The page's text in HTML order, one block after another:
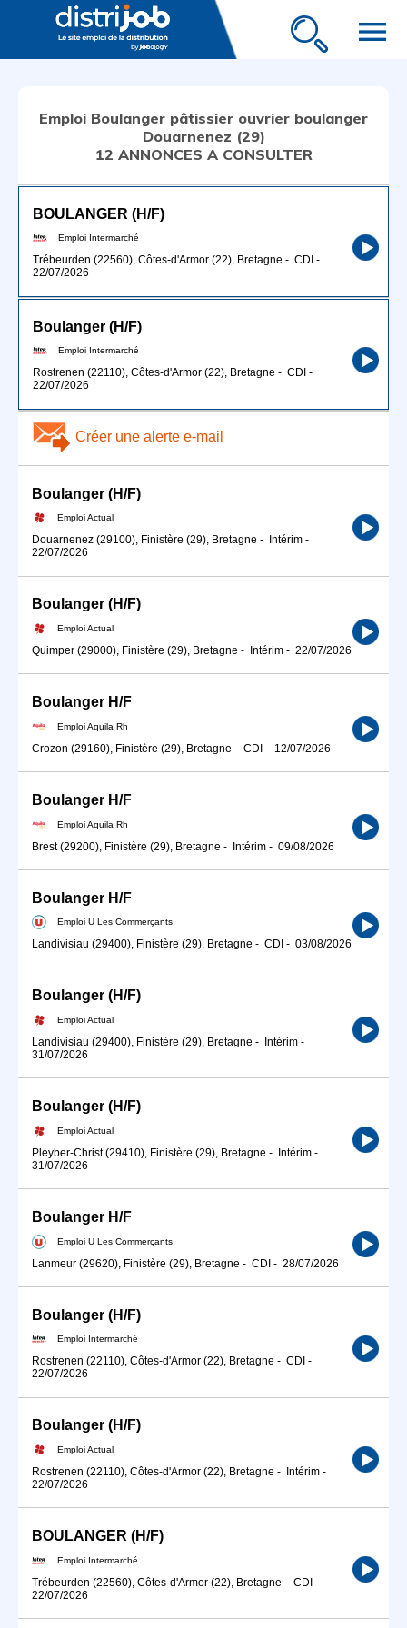
menu
Emploi Boulanger pâtissier ouvrier boulanger
Douarnenez (29)
12 ANNONCES A CONSULTER
BOULANGER (H/F)
Emploi Intermarché
Trébeurden (22560), Côtes-d'Armor (22), Bretagne - CDI -
22/07/2026
Boulanger (H/F)
Emploi Intermarché
Rostrenen (22110), Côtes-d'Armor (22), Bretagne - CDI -
22/07/2026
Créer une alerte e-mail
Boulanger (H/F)
Emploi Actual
Douarnenez (29100), Finistère (29), Bretagne - Intérim -
22/07/2026
Boulanger (H/F)
Emploi Actual
Quimper (29000), Finistère (29), Bretagne - Intérim - 22/07/2026
Boulanger H/F
Emploi Aquila Rh
Crozon (29160), Finistère (29), Bretagne - CDI - 12/07/2026
Boulanger H/F
Emploi Aquila Rh
Brest (29200), Finistère (29), Bretagne - Intérim - 09/08/2026
Boulanger H/F
Emploi U Les Commerçants
Landivisiau (29400), Finistère (29), Bretagne - CDI - 03/08/2026
Boulanger (H/F)
Emploi Actual
Landivisiau (29400), Finistère (29), Bretagne - Intérim -
31/07/2026
Boulanger (H/F)
Emploi Actual
Pleyber-Christ (29410), Finistère (29), Bretagne - Intérim -
31/07/2026
Boulanger H/F
Emploi U Les Commerçants
Lanmeur (29620), Finistère (29), Bretagne - CDI - 28/07/2026
Boulanger (H/F)
Emploi Intermarché
Rostrenen (22110), Côtes-d'Armor (22), Bretagne - CDI -
22/07/2026
Boulanger (H/F)
Emploi Actual
Rostrenen (22110), Côtes-d'Armor (22), Bretagne - Intérim -
22/07/2026
BOULANGER (H/F)
Emploi Intermarché
Trébeurden (22560), Côtes-d'Armor (22), Bretagne - CDI -
22/07/2026